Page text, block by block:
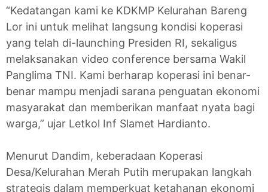
“Kedatangan kami ke KDKMP Kelurahan Bareng
Lor ini untuk melihat langsung kondisi koperasi
yang telah di-launching Presiden RI, sekaligus
melaksanakan video conference bersama Wakil
Panglima TNI. Kami berharap koperasi ini benar-
benar mampu menjadi sarana penguatan ekonomi
masyarakat dan memberikan manfaat nyata bagi
warga,” ujar Letkol Inf Slamet Hardianto.
Menurut Dandim, keberadaan Koperasi
Desa/Kelurahan Merah Putih merupakan langkah
strategis dalam memperkuat ketahanan ekonomi